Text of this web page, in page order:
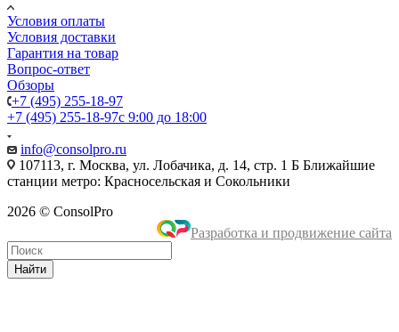
Условия оплаты
Условия доставки
Гарантия на товар
Вопрос-ответ
Обзоры
+7 (495) 255-18-97
+7 (495) 255-18-97с 9:00 до 18:00
info@consolpro.ru
107113, г. Москва, ул. Лобачика, д. 14, стр. 1 Б Ближайшие
станции метро: Красносельская и Сокольники
2026 © ConsolPro
Разработка и продвижение сайта
Найти